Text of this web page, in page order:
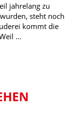
jahrelang zu
steht noch
kommt die
...